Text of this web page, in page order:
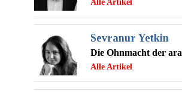
Sevranur Yetkin
Die Ohnmacht der